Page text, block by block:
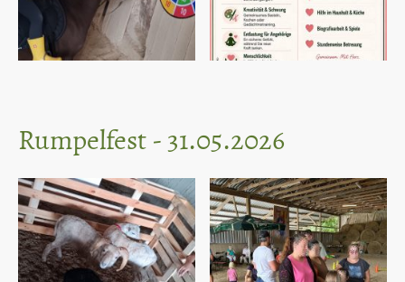
Rumpelfest - 31.05.2026